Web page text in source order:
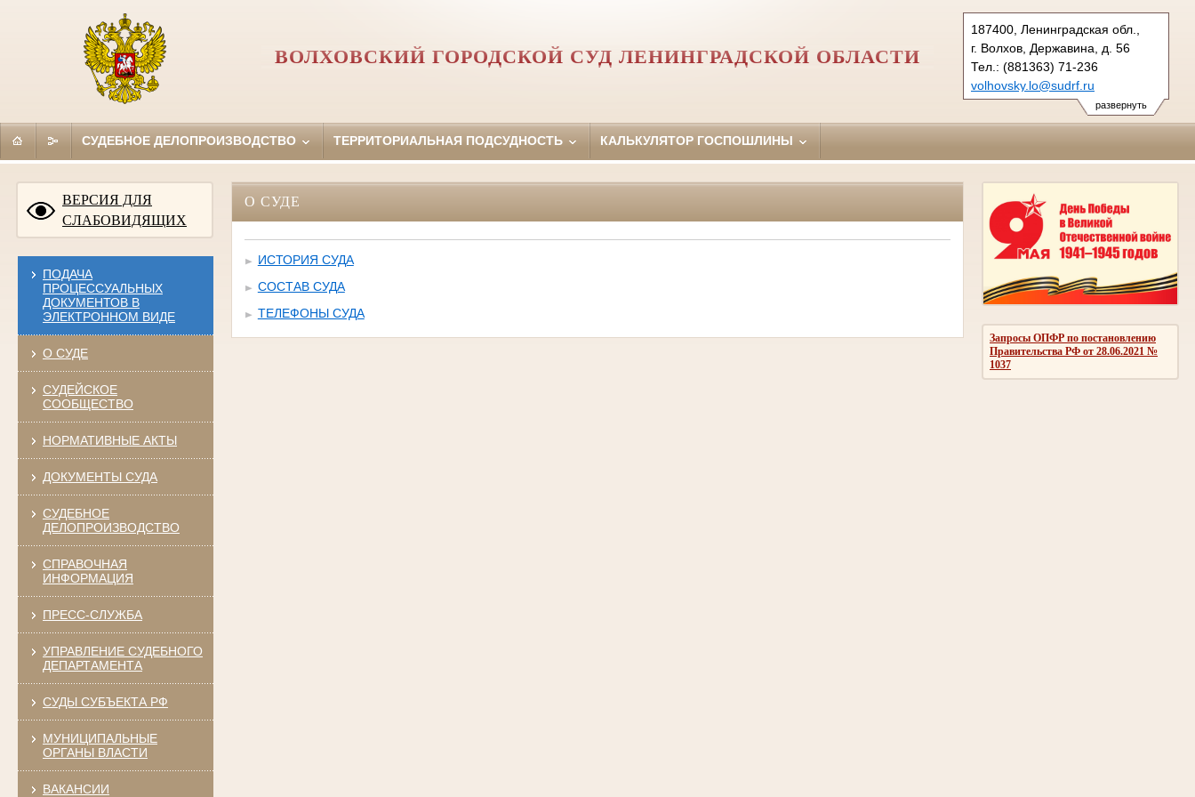
развернуть
187400, Ленинградская обл.,
г. Волхов, Державина, д. 56
Тел.: (881363) 71-236
volhovsky.lo@sudrf.ru
ВОЛХОВСКИЙ ГОРОДСКОЙ СУД ЛЕНИНГРАДСКОЙ ОБЛАСТИ
СУДЕБНОЕ ДЕЛОПРОИЗВОДСТВО ТЕРРИТОРИАЛЬНАЯ ПОДСУДНОСТЬ КАЛЬКУЛЯТОР ГОСПОШЛИНЫ
ВЕРСИЯ ДЛЯ
СЛАБОВИДЯЩИХ
ПОДАЧА
ПРОЦЕССУАЛЬНЫХ
ДОКУМЕНТОВ В
ЭЛЕКТРОННОМ ВИДЕ
О СУДЕ
СУДЕЙСКОЕ
СООБЩЕСТВО
НОРМАТИВНЫЕ АКТЫ
ДОКУМЕНТЫ СУДА
СУДЕБНОЕ
ДЕЛОПРОИЗВОДСТВО
СПРАВОЧНАЯ
ИНФОРМАЦИЯ
ПРЕСС-СЛУЖБА
УПРАВЛЕНИЕ СУДЕБНОГО
ДЕПАРТАМЕНТА
СУДЫ СУБЪЕКТА РФ
МУНИЦИПАЛЬНЫЕ
ОРГАНЫ ВЛАСТИ
ВАКАНСИИ
Запросы ОПФР по постановлению
Правительства РФ от 28.06.2021 №
1037
О СУДЕ
ИСТОРИЯ СУДА
СОСТАВ СУДА
ТЕЛЕФОНЫ СУДА